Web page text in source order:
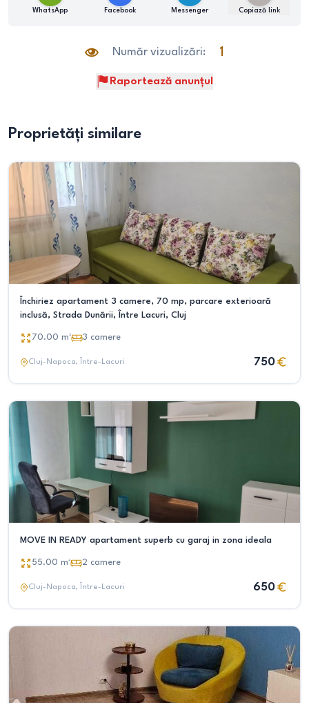
WhatsApp Facebook Messenger Copiază link
Număr vizualizări: 1
Raportează anunțul
Proprietăți similare
Închiriez apartament 3 camere, 70 mp, parcare exterioară
inclusă, Strada Dunării, Între Lacuri, Cluj
70.00 m² 3 camere
Cluj-Napoca, Între-Lacuri 750
MOVE IN READY apartament superb cu garaj in zona ideala
55.00 m² 2 camere
Cluj-Napoca, Între-Lacuri 650